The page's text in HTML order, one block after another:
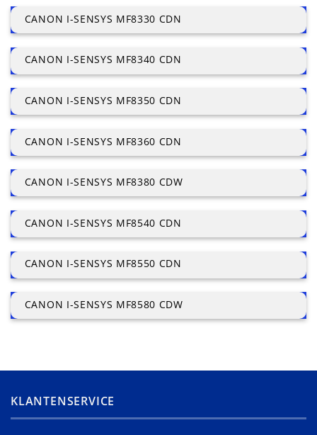
CANON I-SENSYS MF8330 CDN
CANON I-SENSYS MF8340 CDN
CANON I-SENSYS MF8350 CDN
CANON I-SENSYS MF8360 CDN
CANON I-SENSYS MF8380 CDW
CANON I-SENSYS MF8540 CDN
CANON I-SENSYS MF8550 CDN
CANON I-SENSYS MF8580 CDW
KLANTENSERVICE